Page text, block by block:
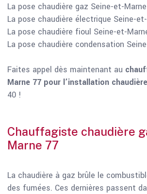
La pose chaudière gaz Seine-et-
La pose chaudière électrique Seine-
La pose chaudière fioul Seine-et-
La pose chaudière condensation
Faites appel dès maintenant au
Marne 77 pour l’installation chaudière
40 !
Chauffagiste chaudière
Marne 77
La chaudière à gaz brûle le
des fumées. Ces dernières passent